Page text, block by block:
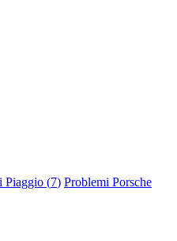
Piaggio (7) Problemi Porsche